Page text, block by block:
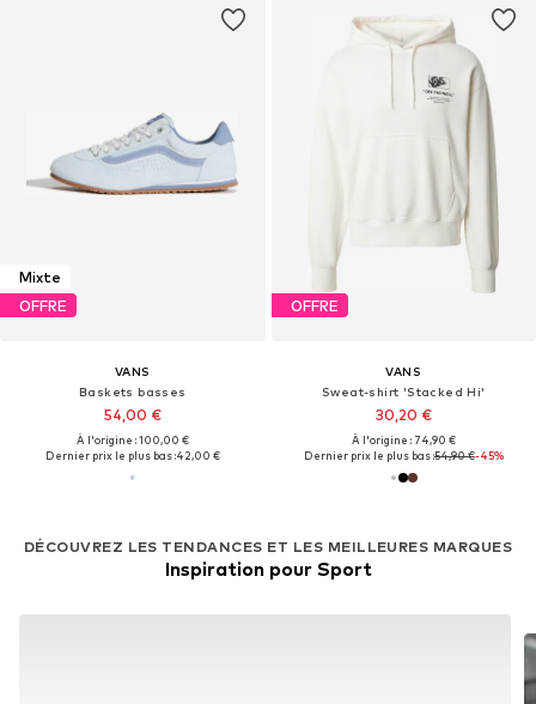
Mixte
OFFRE
VANS
Baskets basses
54,00 €
À l'origine : 100,00 €
Dernier prix le plus bas :42,00 €
OFFRE
VANS
Sweat-shirt 'Stacked Hi'
30,20 €
À l'origine : 74,90 €
Dernier prix le plus bas :54,90 €-45%
DÉCOUVREZ LES TENDANCES ET LES MEILLEURES MARQUES
Inspiration pour Sport